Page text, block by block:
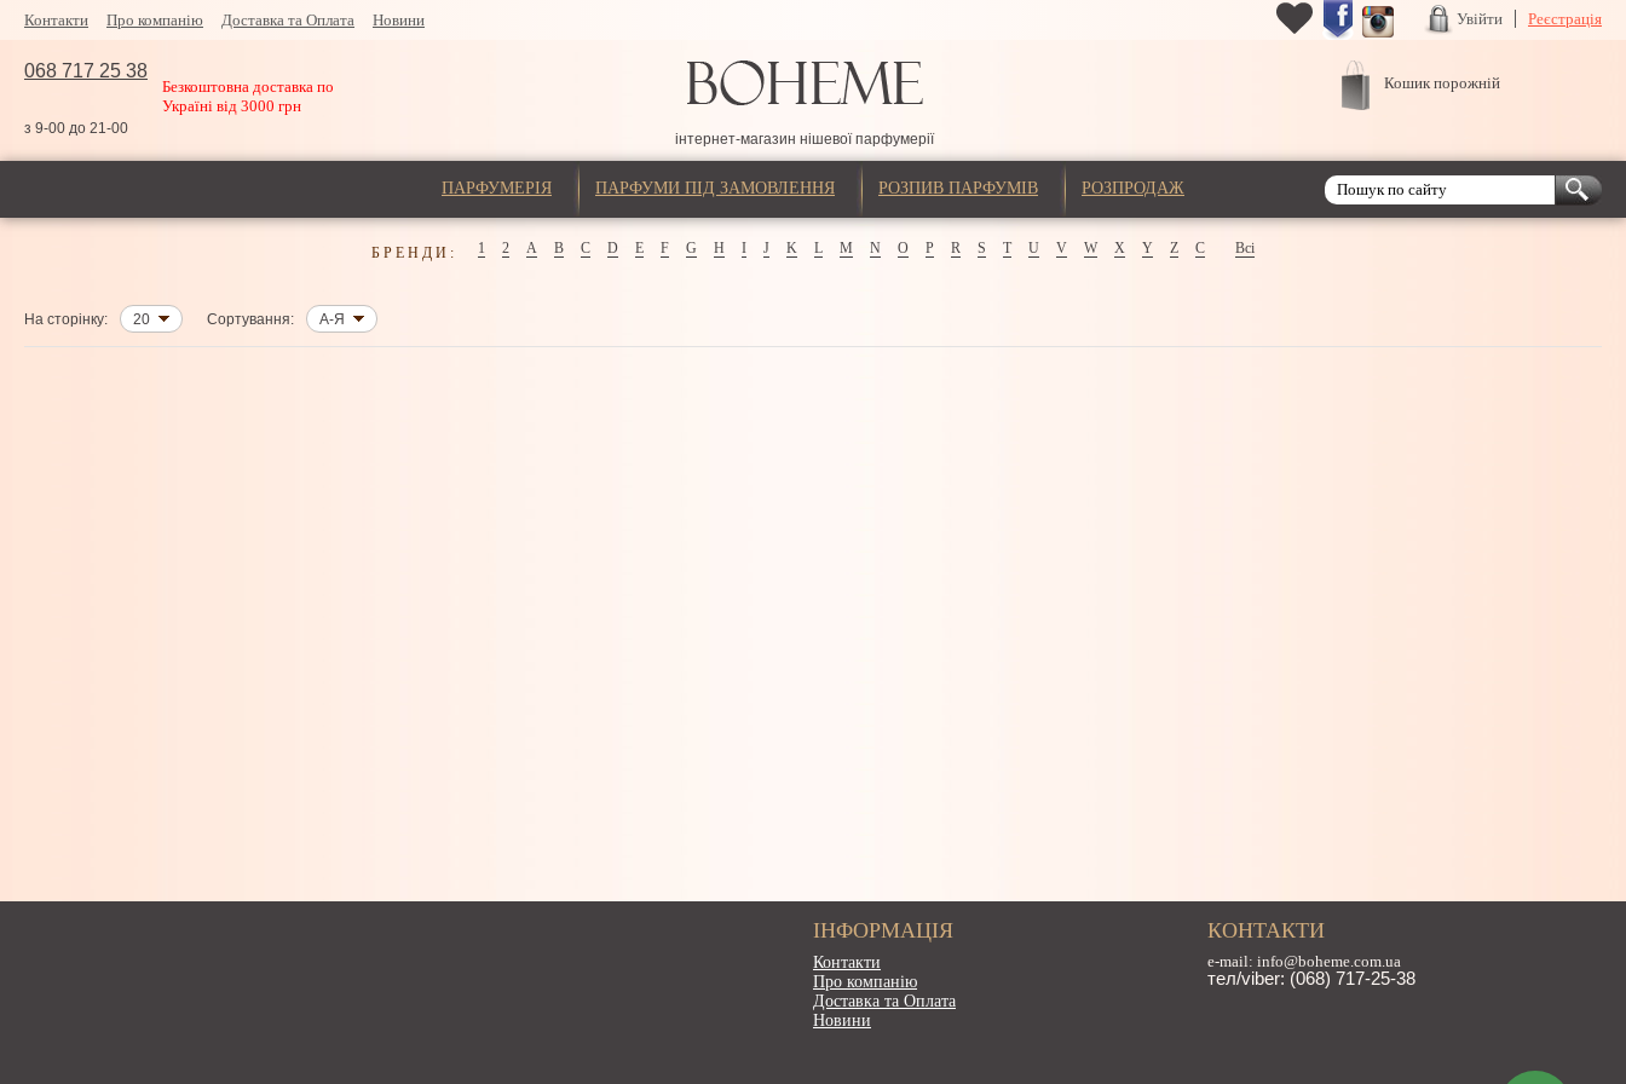
Контакти Про компанію Доставка та Оплата Новини Увійти Реєстрація
068 717 25 38
Безкоштовна доставка по
Україні від 3000 грн
з 9-00 до 21-00
інтернет-магазин нішевої парфумерії
Кошик порожній
ПАРФУМЕРІЯ ПАРФУМИ ПІД ЗАМОВЛЕННЯ РОЗПИВ ПАРФУМІВ РОЗПРОДАЖ
БРЕНДИ: 1 2 A B C D E F G H I J K L M N O P R S T U V W X Y Z С Всі
На сторінку: 20 Сортування: А-Я
ІНФОРМАЦІЯ
Контакти
Про компанію
Доставка та Оплата
Новини
КОНТАКТИ
e-mail: info@boheme.com.ua
тел/viber: (068) 717-25-38